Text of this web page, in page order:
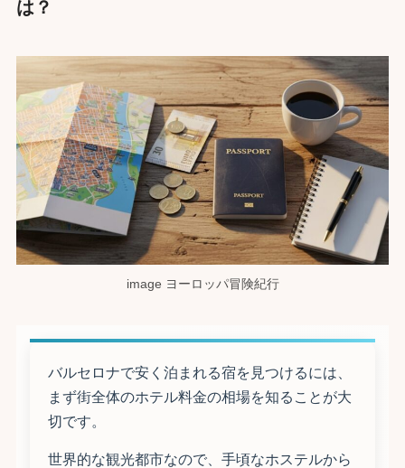
は？
image ヨーロッパ冒険紀行
バルセロナで安く泊まれる宿を見つけるには、
まず街全体のホテル料金の相場を知ることが大
切です。
世界的な観光都市なので、手頃なホステルから